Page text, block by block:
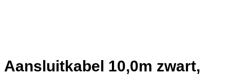
Aansluitkabel 10,0m zwart,